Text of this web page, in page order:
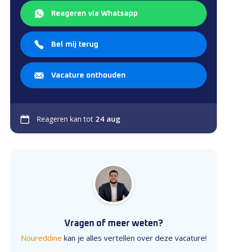
Reageren via Whatsapp
Bel mij terug
Vacature onthouden
Reageren kan tot 24 aug
Vragen of meer weten?
Noureddine kan je alles vertellen over deze vacature!